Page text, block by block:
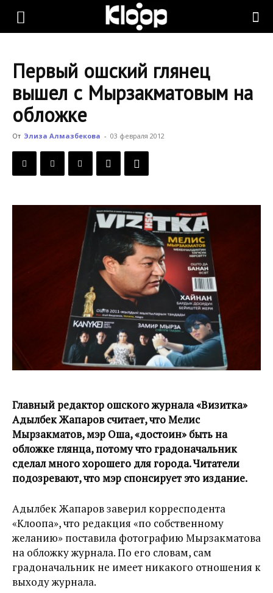
KLOOP.KG
Новости
Кыргызстана
Первый ошский глянец
вышел с Мырзакматовым на
обложке
От Элиза Алмазбекова - 03 февраля 2012
Главный редактор ошского журнала «Визитка»
Адылбек Жапаров считает, что Мелис
Мырзакматов, мэр Оша, «достоин» быть на
обложке глянца, потому что градоначальник
сделал много хорошего для города. Читатели
подозревают, что мэр спонсирует это издание.
Адылбек Жапаров заверил корресподента
«Клоопа», что редакция «по собственному
желанию» поставила фотографию Мырзакматова
на обложку журнала. По его словам, сам
градоначальник не имеет никакого отношения к
выходу журнала.